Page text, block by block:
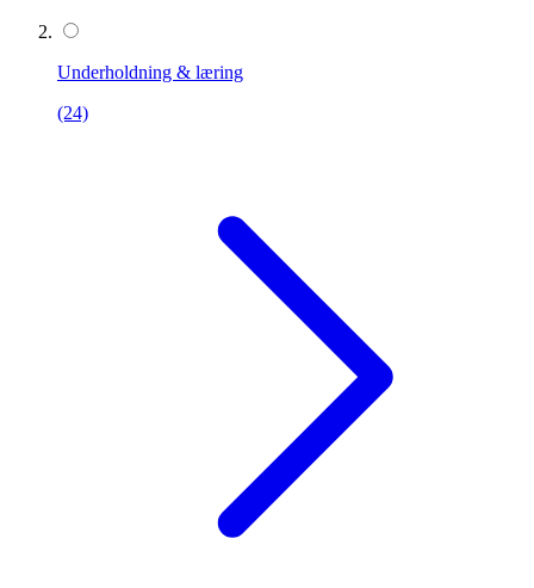
Underholdning & læring
(24)